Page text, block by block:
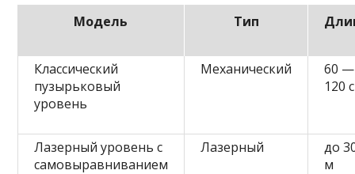
Модель Тип
Классический
пузырьковый
уровень
Механический
60 —
120
Лазерный уровень с
самовыравниванием
Лазерный
до
м